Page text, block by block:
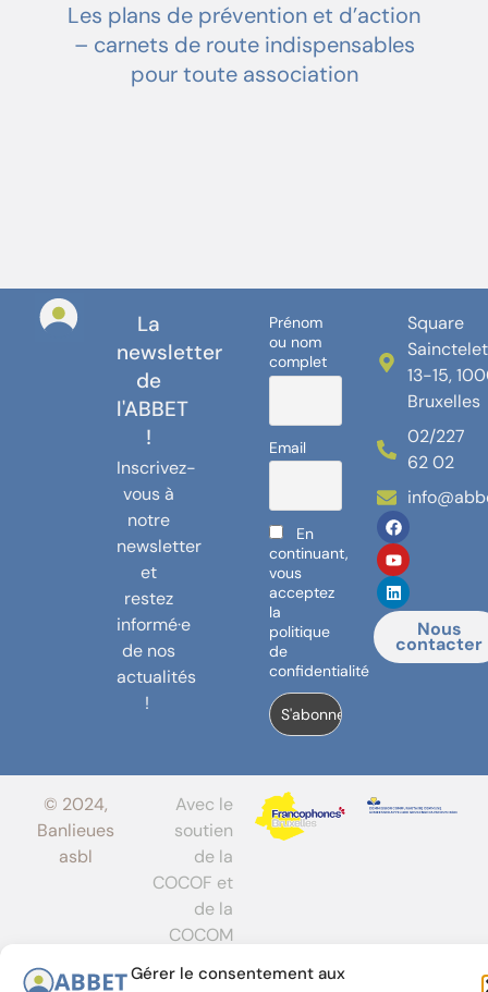
Gérer le consentement aux
Les plans de prévention et d’action
– carnets de route indispensables
pour toute association
La
newsletter
de
l'ABBET
!
Inscrivez-
vous à
notre
newsletter
et
restez
informé·e
de nos
actualités
!
Prénom
ou nom
complet
Email
En
continuant,
vous
acceptez
la
politique
de
confidentialité
Square
13-15,
Bruxelles
02/227
62 02
Nous
contacter
© 2024,
Banlieues
asbl
Avec le
soutien
de la
COCOF et
de la
COCOM